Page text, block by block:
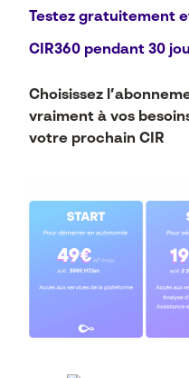
Testez gratuitement
CIR360 pendant 30
Choisissez
vraiment à vos
votre prochain CIR